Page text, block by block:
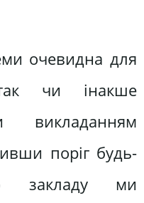
очевидна для
чи інакше
поріг будь-
закладу ми